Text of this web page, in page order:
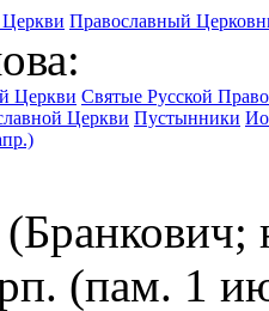
Православный
Церкви Святые Русской
Церкви Пустынники
(Бранкович;
(пам. 1